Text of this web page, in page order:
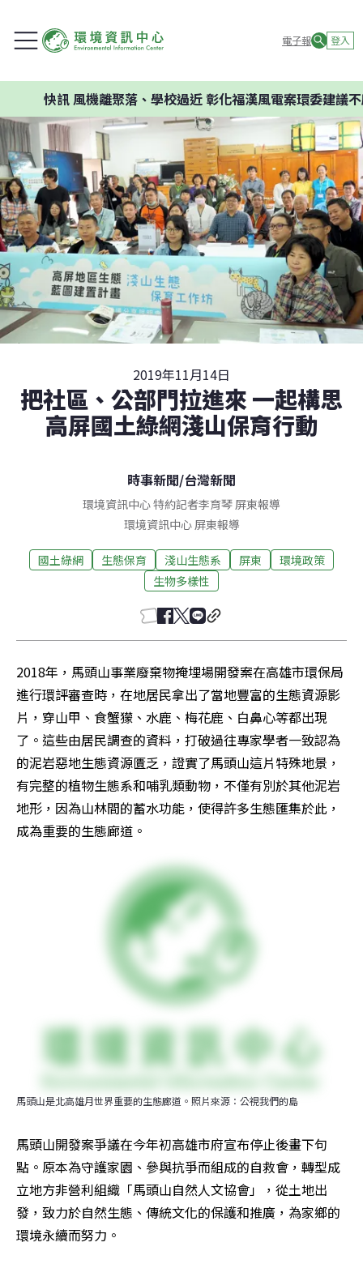
電子報 登入
風機離聚落、學校過近 彰化福漢風電案環委建議不應開發
2019年11月14日
把社區、公部門拉進來 一起構思
高屏國土綠網淺山保育行動
時事新聞/台灣新聞
環境資訊中心 特約記者李育琴 屏東報導
環境資訊中心屏東報導
國土綠網 生態保育 淺山生態系 屏東
環境政策
生物多樣性
2018年，馬頭山事業廢棄物掩埋場開發案在高雄市環保局
進行環評審查時，在地居民拿出了當地豐富的生態資源影
片，穿山甲、食蟹獴、水鹿、梅花鹿、白鼻心等都出現
了。這些由居民調查的資料，打破過往專家學者一致認為
的泥岩惡地生態資源匱乏，證實了馬頭山這片特殊地景，
有完整的植物生態系和哺乳類動物，不僅有別於其他泥岩
地形，因為山林間的蓄水功能，使得許多生態匯集於此，
成為重要的生態廊道。
馬頭山是北高雄月世界重要的生態廊道。照片來源：公視我們的島
馬頭山開發案爭議在今年初高雄市府宣布停止後畫下句
點。原本為守護家園、參與抗爭而組成的自救會，轉型成
立地方非營利組織「馬頭山自然人文協會」，從土地出
發，致力於自然生態、傳統文化的保護和推廣，為家鄉的
環境永續而努力。